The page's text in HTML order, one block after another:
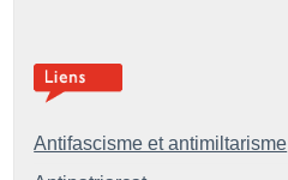
Antifascisme et antimiltarisme